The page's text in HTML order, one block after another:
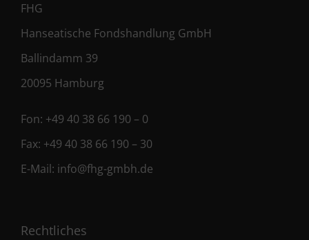
FHG
Hanseatische Fondshandlung GmbH
Ballindamm 39
20095 Hamburg
Fon: +49 40 38 66 190 – 0
Fax: +49 40 38 66 190 – 30
E-Mail: info@fhg-gmbh.de
Rechtliches